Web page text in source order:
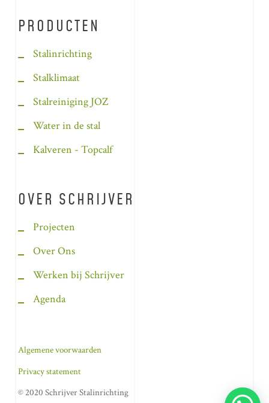
PRODUCTEN
Stalinrichting
Stalklimaat
Stalreiniging JOZ
Water in de stal
Kalveren - Topcalf
OVER SCHRIJVER
Projecten
Over Ons
Werken bij Schrijver
Agenda
© 2020 Schrijver Stalinrichting
Algemene voorwaarden
Privacy statement